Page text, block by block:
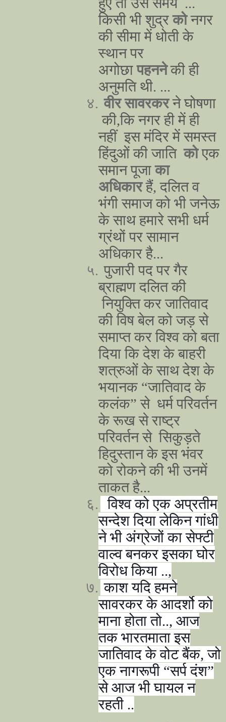
किसी भी शुद्र को नगर
की सीमा में धोती के
स्थान पर
अगोछा पहनने की ही
अनुमति थी. ...
४. वीर सावरकर ने घोषणा
की,कि नगर ही में ही
नहीं इस मंदिर में समस्त
हिंदुओं की जाति को एक
समान पूजा का
अधिकार हैं, दलित व
भंगी समाज को भी जनेऊ
के साथ हमारे सभी धर्म
ग्रंथों पर सामान
अधिकार है...
५. पुजारी पद पर गैर
ब्राह्मण दलित की
नियुक्ति कर जातिवाद
की विष बेल को जड़ से
समाप्त कर विश्व को बता
दिया कि देश के बाहरी
शत्रुओं के साथ देश के
भयानक “जातिवाद के
कलंक” से धर्म परिवर्तन
के रूख से राष्ट्र
परिवर्तन से सिकुड़ते
हिदुस्तान के इस भंवर
को रोकने की भी उनमें
ताकत है...
६. विश्व को एक अप्रतीम
सन्देश दिया लेकिन गांधी
ने भी अंग्रेजों का सेफ्टी
वाल्व बनकर इसका घोर
विरोध किया ..,
७. काश यदि हमने
सावरकर के आदर्शो को
माना होता तो.., आज
तक भारतमाता इस
जातिवाद के वोट बैंक,जो
एक नागरूपी “सर्प दंश”
से आज भी घायल न
रहती ..